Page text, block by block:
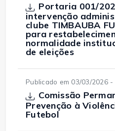
Portaria 001/
intervenção
clube TIMBAUBA
para
normalidade
de eleições
Publicado em 03/03/2026
Comissão
Prevenção à
Futebol